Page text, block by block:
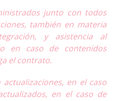
junto con todos
también en materia
y asistencia al
en caso de contenidos
el contrato.
en el caso
en el caso de